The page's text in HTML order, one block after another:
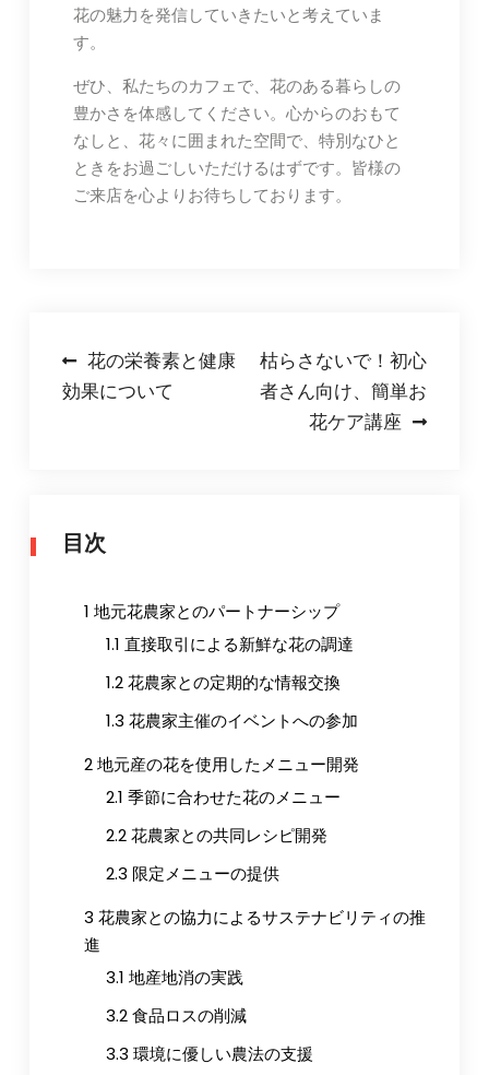
花の魅力を発信していきたいと考えていま
す。
ぜひ、私たちのカフェで、花のある暮らしの
豊かさを体感してください。心からのおもて
なしと、花々に囲まれた空間で、特別なひと
ときをお過ごしいただけるはずです。皆様の
ご来店を心よりお待ちしております。
投
稿
ー
ョ
花の栄養素と健康
効果について
枯らさないで！初心
者さん向け、簡単お
花ケア講座
目次
1 地元花農家とのパートナーシップ
1.1 直接取引による新鮮な花の調達
1.2花農家との定期的な情報交換
1.3 花農家主催のイベントへの参加
2地元産の花を使用したメニュー開発
2.1 季節に合わせた花のメニュー
2.2花農家との共同レシピ開発
2.3 限定メニューの提供
3 花農家との協力によるサステナビリティの推
進
3.1 地産地消の実践
3.2食品ロスの削減
3.3 環境に優しい農法の支援